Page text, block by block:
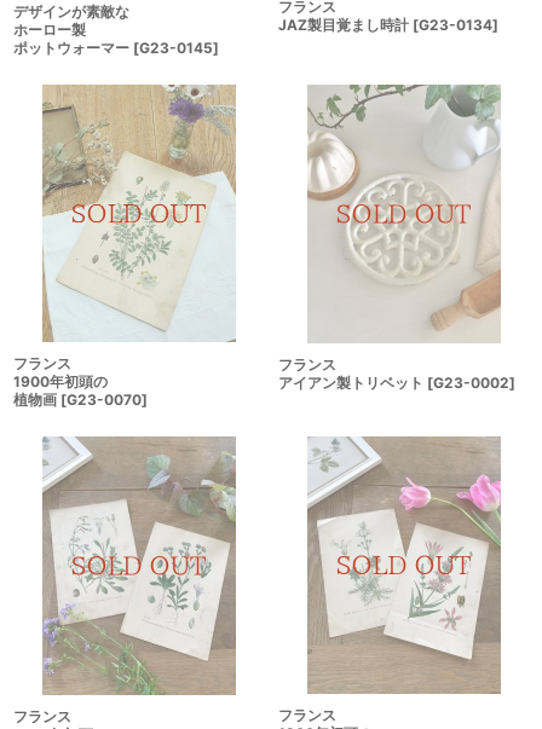
デザインが素敵な
ホーロー製
ポットウォーマー [G23-0145]
フランス
JAZ製目覚まし時計 [G23-0134]
フランス
1900年初頭の
植物画 [G23-0070]
フランス
アイアン製トリベット [G23-0002]
フランス
フランス